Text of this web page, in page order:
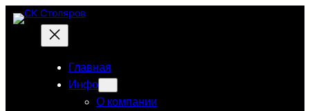
Перейти
содержимому
Главная
Инфо
О компании